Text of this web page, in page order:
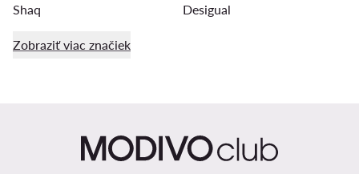
Shaq Desigual
Zobraziť viac značiek